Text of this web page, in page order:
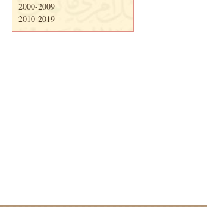
2000-2009
2010-2019